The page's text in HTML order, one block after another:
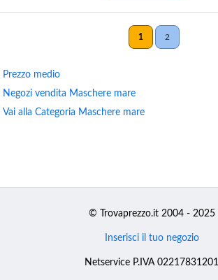
1 2
Prezzo medio
Negozi vendita Maschere mare
Vai alla Categoria Maschere mare
© Trovaprezzo.it 2004 - 2025
Inserisci il tuo negozio
Netservice P.IVA 02217831201